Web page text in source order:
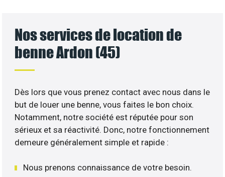
Nos services de location de
benne Ardon (45)
Dès lors que vous prenez contact avec nous dans le
but de louer une benne, vous faites le bon choix.
Notamment, notre société est réputée pour son
sérieux et sa réactivité. Donc, notre fonctionnement
demeure généralement simple et rapide :
Nous prenons connaissance de votre besoin.